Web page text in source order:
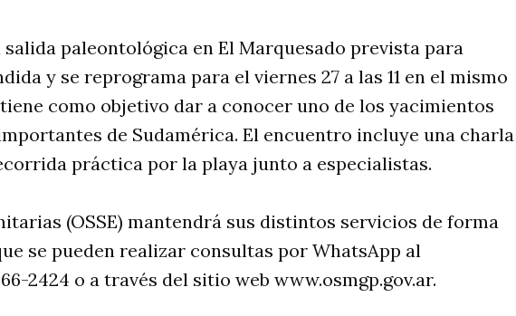
salida paleontológica en El Marquesado prevista para
y se reprograma para el viernes 27 a las 11 en el mismo
como objetivo dar a conocer uno de los yacimientos
de Sudamérica. El encuentro incluye una charla
práctica por la playa junto a especialistas.
(OSSE) mantendrá sus distintos servicios de forma
se pueden realizar consultas por WhatsApp al
2424 o a través del sitio web www.osmgp.gov.ar.